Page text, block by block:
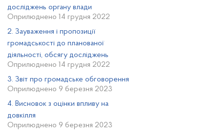
досліджень органу влади
Оприлюднено 14 грудня 2022
2. Зауваження і пропозиції
громадськості до планованої
діяльності, обсягу досліджень
Оприлюднено 14 грудня 2022
3. Звіт про громадське обговорення
Оприлюднено 9 березня 2023
4. Висновок з оцінки впливу на
довкілля
Оприлюднено 9 березня 2023